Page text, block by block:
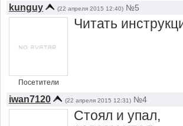
kunguy (22 апреля 2015 12:40) №5
Посетители
Читать
iwan7120 (22 апреля 2015 12:31) №4
Стоял и упал,